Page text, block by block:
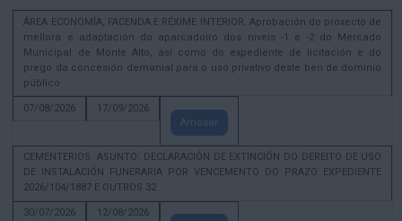
ÁREA ECONOMÍA, FACENDA E RÉXIME INTERIOR. Aprobación do proxecto de
mellora e adaptación do aparcadoiro dos niveis -1 e -2 do Mercado
Municipal de Monte Alto, así como do expediente de licitación e do
prego da concesión demanial para o uso privativo deste ben de dominio
público
07/08/2026
17/09/2026
Amosar
CEMENTERIOS. ASUNTO: DECLARACIÓN DE EXTINCIÓN DO DEREITO DE USO
DE INSTALACIÓN FUNERARIA POR VENCEMENTO DO PRAZO EXPEDIENTE
2026/104/1887 E OUTROS 32
30/07/2026
12/08/2026